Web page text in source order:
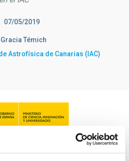
07/05/2019
Gracia Témich
Astrofísica de Canarias (IAC)